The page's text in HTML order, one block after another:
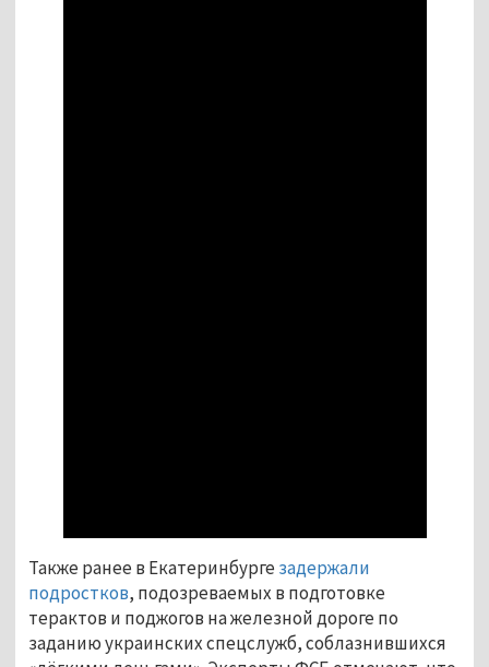
Также ранее в Екатеринбурге задержали
подростков, подозреваемых в подготовке
терактов и поджогов на железной дороге по
заданию украинских спецслужб, соблазнившихся